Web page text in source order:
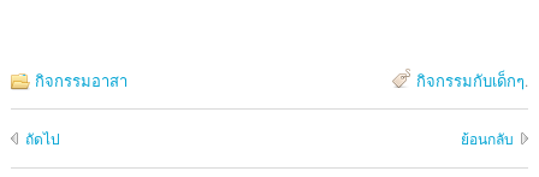
กิจกรรมอาสา กิจกรรมกับเด็กๆ.
ถัดไป ย้อนกลับ